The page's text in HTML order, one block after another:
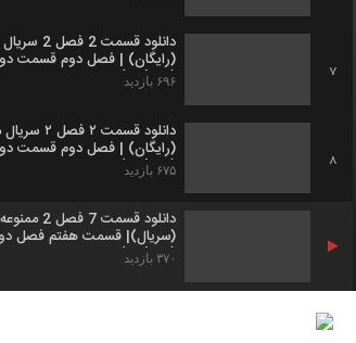
7
دانلود
(رایگان) | فصل دوم قسمت
(online)۶۹۶ بازدید
8
دانلود
(رایگان) | فصل دوم قسمت
(online)
۶۷۵ بازدید
دانلود
(سریال)| قسمت هفتم فصل
(online)۳۷۰ بازدید